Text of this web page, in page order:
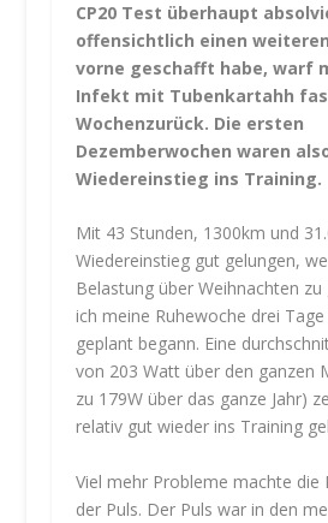
CP20 Test überhaupt
offensichtlich einen
vorne geschafft habe, warf
Infekt mit Tubenkartahh
Wochenzurück. Die ersten
Dezemberwochen waren
Wiedereinstieg ins Training.
Mit 43 Stunden, 1300km und
Wiedereinstieg gut gelungen,
Belastung über Weihnachten
ich meine Ruhewoche drei
geplant begann. Eine
von 203 Watt über den ganzen
zu 179W über das ganze Jahr)
relativ gut wieder ins Training
Viel mehr Probleme machte die
der Puls. Der Puls war in den